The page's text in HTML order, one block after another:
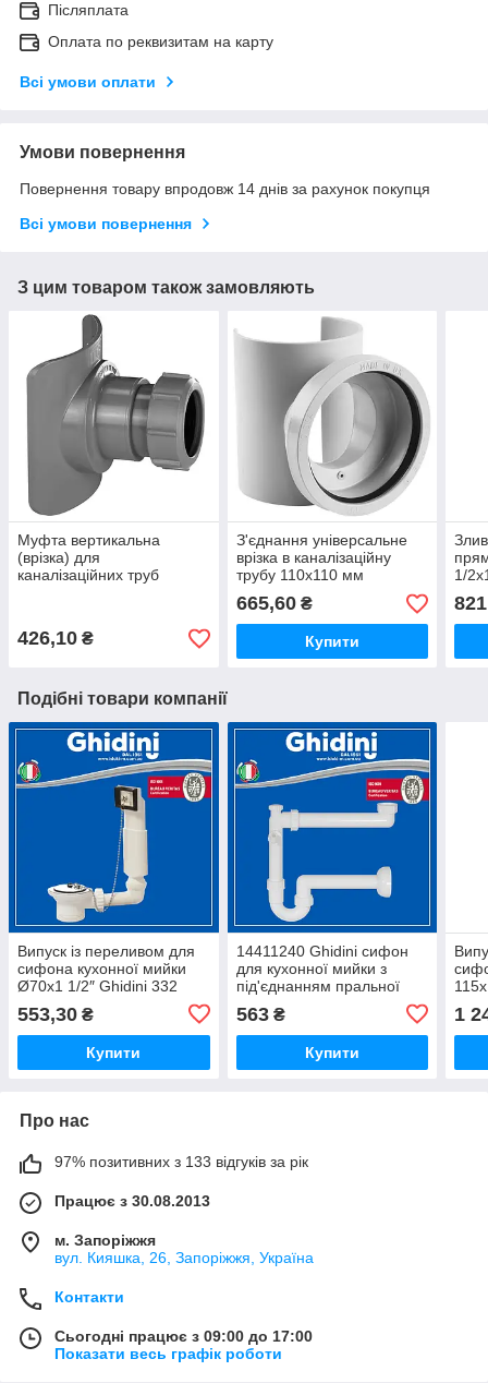
Післяплата
Оплата по реквизитам на карту
Всі умови оплати
Умови повернення
Повернення товару впродовж 14 днів за рахунок покупця
Всі умови повернення
З цим товаром також замовляють
Муфта вертикальна
(врізка) для
каналізаційних труб
426,10 ₴
З'єднання універсальне
врізка в каналізаційну
трубу 110х110 мм
665,60₴
Купити
1/
Подібні товари компанії
Випуск із переливом для
сифона кухонної мийки
Ø70х1 1/2″ Ghidini 332
553,30 ₴
Купити
14411240 Ghidini сифон
для кухонної мийки з
під'єднанням пральної
без випуску
563₴
Купити
1
Про нас
97% позитивних з 133 відгуків за рік
Працює з 30.08.2013
м. Запоріжжя
вул. Кияшка, 26, Запоріжжя, Україна
Контакти
Сьогодні працює з 09:00 до 17:00
Показати весь графік роботи